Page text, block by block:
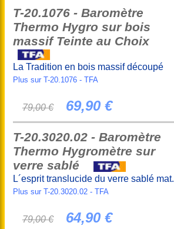
T-20.1076 - Baromètre
Thermo Hygro sur bois
massif Teinte au Choix
La Tradition en bois massif découpé
Plus sur T-20.1076 - TFA
79,00 € 69,90 €
T-20.3020.02 - Baromètre
Thermo Hygromètre sur
verre sablé
L´esprit translucide du verre sablé mat.
Plus sur T-20.3020.02 - TFA
79,00 € 64,90 €